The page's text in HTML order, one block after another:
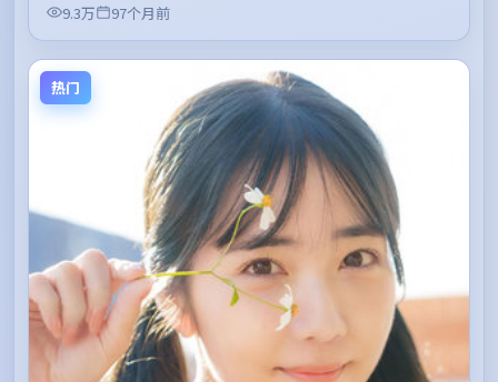
9.3万
97个月前
热门